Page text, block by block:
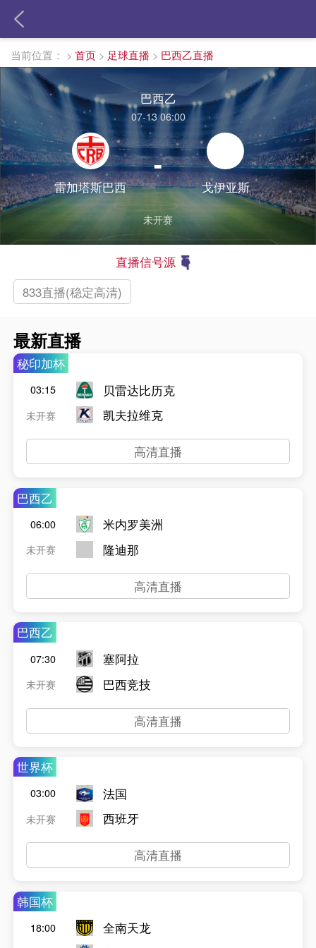
当前位置： > 首页 > 足球直播 > 巴西乙直播
巴西乙
07-13 06:00
雷加塔斯巴西
-
戈伊亚斯
未开赛
直播信号源
833直播(稳定高清)
最新直播
秘印加杯
03:15
未开赛
贝雷达比历克
凯夫拉维克
高清直播
巴西乙
06:00
未开赛
米内罗美洲
隆迪那
高清直播
巴西乙
07:30
未开赛
塞阿拉
巴西竞技
高清直播
世界杯
03:00
未开赛
法国
西班牙
高清直播
韩国杯
18:00
全南天龙